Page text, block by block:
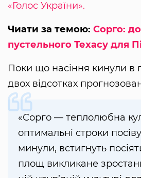
«Голос України».
Чиати за темою: Сорго:
пустельного Техасу для
Поки що насіння кинули в
двох відсотках
«Сорго — теплолюбна
оптимальні строки
минули, встигнуть
площ викликане